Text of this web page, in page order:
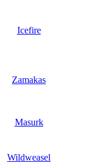
Icefire
Zamakas
Masurk
Wildweasel